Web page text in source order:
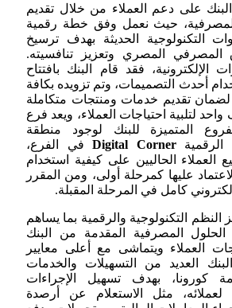
البنك على دعم العملاء من خلال تقديم
حيث نعمل وفق خطة رقمية
التكنولوجية الحديثة بهدف ترسيخ
المصري وتعزيز تنافسيته.
الإلكترونية، فقد قام البنك بافتتاح
أحدث التصميمات، وتم تزويده بكافة
لضمان تقديم خدمات ومنتجات متكاملة
لتلبية احتياجات العملاء، ويعد فرع
المتميزة للبنك لوجود منطقة
Digital Corner في الفرع،
العملاء الحاليين على كيفية استخدام
عليها كمرحلة أولى، ومن المقرر
كامل في المرحلة المقبلة.
النظم التكنولوجية والرقمية بما يساهم
المصرفية المقدمة من البنك
العملاء ويتماشى مع أعلى معايير
العديد من التسهيلات والخدمات
كورونا، بهدف تسهيل الإجراءات
لعملائه، مثل الاستعلام عن أرصدة